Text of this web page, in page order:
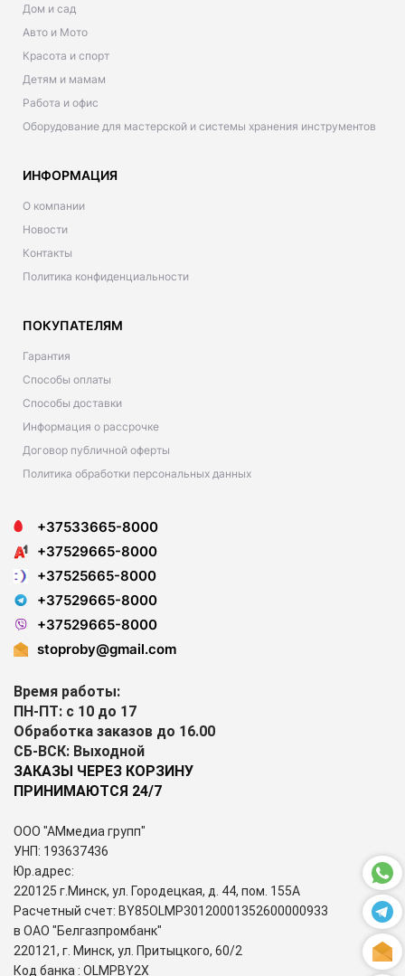
Дом и сад
Авто и Мото
Красота и спорт
Детям и мамам
Работа и офис
Оборудование для мастерской и системы хранения инструментов
ИНФОРМАЦИЯ
О компании
Новости
Контакты
Политика конфиденциальности
ПОКУПАТЕЛЯМ
Гарантия
Способы оплаты
Способы доставки
Информация о рассрочке
Договор публичной оферты
Политика обработки персональных данных
+37533665-8000
+37529665-8000
+37525665-8000
+37529665-8000
+37529665-8000
stoproby@gmail.com
Время работы:
ПН-ПТ: с 10 до 17
Обработка заказов до 16.00
СБ-ВСК: Выходной
ЗАКАЗЫ ЧЕРЕЗ КОРЗИНУ
ПРИНИМАЮТСЯ 24/7
ООО "АМмедиа групп"
УНП: 193637436
Юр.адрес:
220125 г.Минск, ул. Городецкая, д. 44, пом. 155А
Расчетный счет: BY85OLMP30120001352600000933
в ОАО "Белгазпромбанк"
220121, г. Минск, ул. Притыцкого, 60/2
Код банка : OLMPBY2X